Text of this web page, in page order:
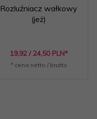
Rozluźniacz wałkowy
(jeż)
19,92 / 24,50 PLN*
* cena netto / brutto